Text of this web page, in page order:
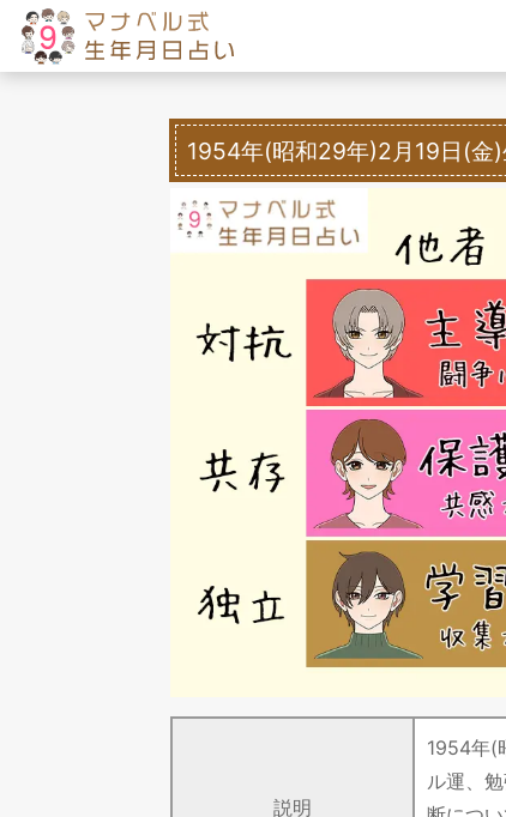
1954年(昭和29年)2月19日(金
説明
1954年(
ル運、